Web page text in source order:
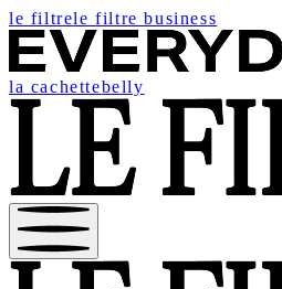
le filtrele filtre business
la cachettebelly